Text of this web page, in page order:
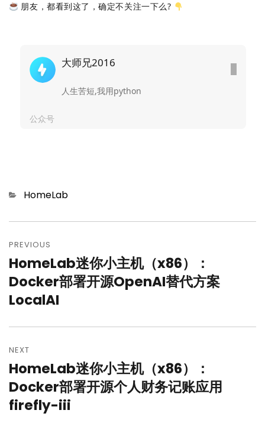
朋友，都看到这了，确定不关注一下么?
大师兄2016
人生苦短,我用python
公众号
Categories
HomeLab
章
导
航
PREVIOUS
Previous
post:
HomeLab迷你小主机（x86）：
Docker部署开源OpenAI替代方案
LocalAI
NEXT
Next
post:
HomeLab迷你小主机（x86）：
Docker部署开源个人财务记账应用
firefly-iii